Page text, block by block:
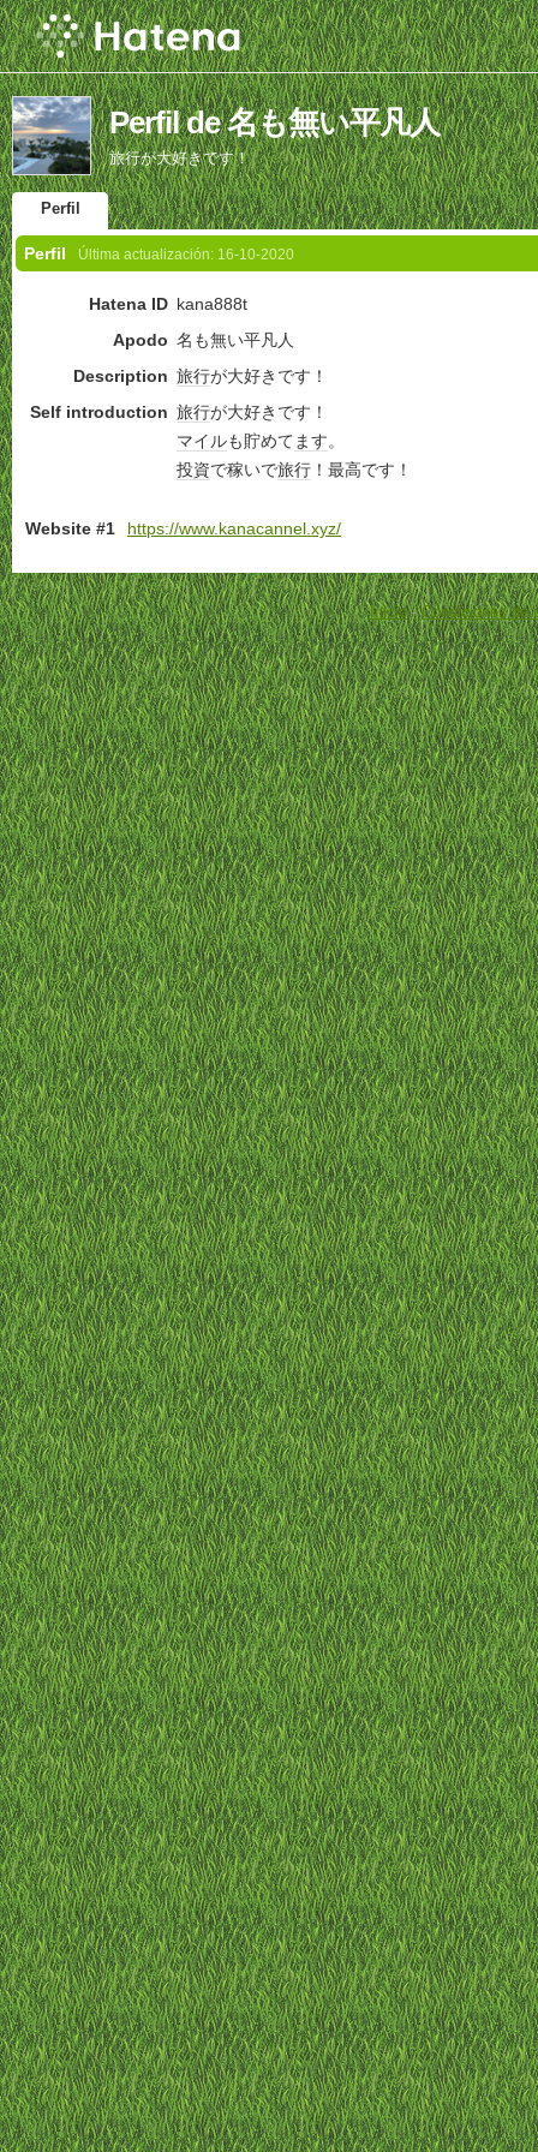
Perfil de 名も無い平凡人
旅行が大好きです！
Perfil
Perfil Última actualización: 16-10-2020
Hatena ID kana888t
Apodo 名も無い平凡人
Description 旅行が大好きです！
Self introduction 旅行が大好きです！
マイルも貯めてます。
投資で稼いで旅行 ！最高です！
Website #1 https://www.kanacannel.xyz/
Inicio-Condiciones de